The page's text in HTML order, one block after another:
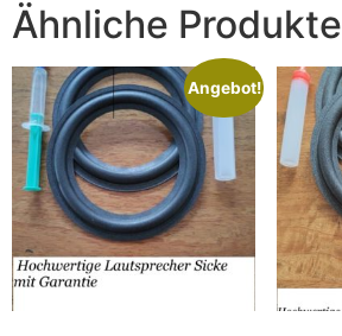
Ähnliche Produkte
Angebot!